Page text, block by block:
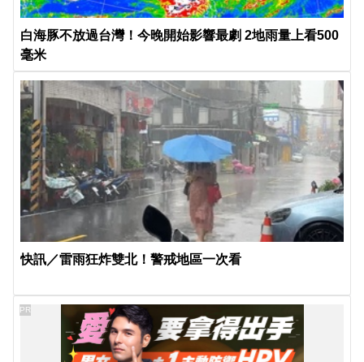
白海豚不放過台灣！今晚開始影響最劇 2地雨量上看500
毫米
快訊／雷雨狂炸雙北！警戒地區一次看
PR